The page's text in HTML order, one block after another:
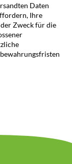
Daten
Ihre
Zweck für die